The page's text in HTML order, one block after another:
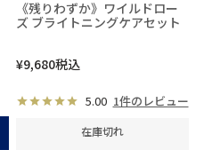
《残りわずか》ワイルドロー
ズ ブライトニングケアセット
¥9,680税込
5.00 1件のレビュー
在庫切れ